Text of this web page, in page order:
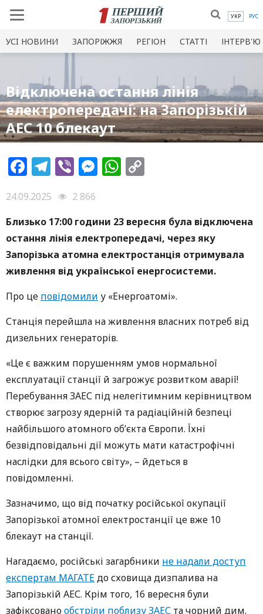
УКР РУС
УСI НОВИНИ ЗАПОРІЖЖЯ РЕГІОН СТАТТІ ІНТЕРВ'Ю
Відключена остання лінія
електропередачі: на Запорізькій
АЕС 10 блекаут
Facebook
Telegram
ViberMessenger
WhatsApp
24.09.2025
2 866
Близько 17:00 години 23 вересня була відключена
остання лінія електропередачі, через яку
Запорізька атомна електростанція отримувала
живлення від української енергосистеми.
Про це повідомили у «Енергоатомі».
Станція перейшла на живлення власних потреб від
дизельних генераторів.
«Це є важким порушенням умов нормальної
експлуатації станції й загрожує розвитком аварії!
Перебування ЗАЕС під нелегітимним керівництвом
створює загрозу ядерній та радіаційній безпеці
найбільшого атомного об’єкта Європи. Їхні
безвідповідальні дії можуть мати катастрофічні
наслідки для всього світу», – йдеться в
повідомленні.
Зазначимо, що від початку російської окупації
Запорізької атомної електростанції це вже 10
блекаут на станції.
Нагадаємо, російські загарбники не надали доступ
експертам МАГАТЕдо сховища дизпалива на
Запорізькій АЕС. Крім того, 16 вересня були
зафіксованообстріли поблизу ЗАЕС та чорний дим.